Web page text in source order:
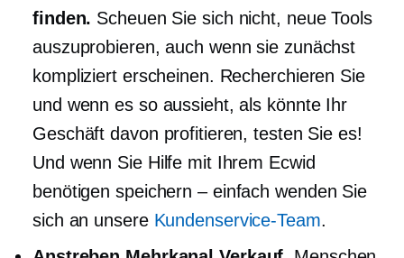
finden. Scheuen Sie sich nicht, neue Tools
auszuprobieren, auch wenn sie zunächst
kompliziert erscheinen. Recherchieren Sie
und wenn es so aussieht, als könnte Ihr
Geschäft davon profitieren, testen Sie es!
Und wenn Sie Hilfe mit Ihrem Ecwid
benötigenspeichern – einfach wenden Sie
sich an unsere Kundenservice-Team.